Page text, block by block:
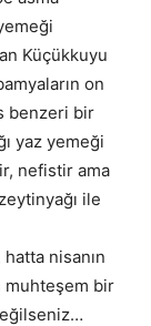
Küçükkuyu
on
benzeri bir
yaz yemeği
nefistir ama
ile
nisanın
muhteşem bir